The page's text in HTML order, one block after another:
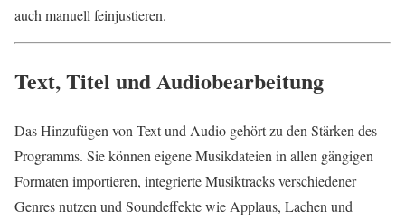
auch manuell feinjustieren.
Text, Titel und Audiobearbeitung
Das Hinzufügen von Text und Audio gehört zu den Stärken des
Programms. Sie können eigene Musikdateien in allen gängigen
Formaten importieren, integrierte Musiktracks verschiedener
Genres nutzen und Soundeffekte wie Applaus, Lachen und